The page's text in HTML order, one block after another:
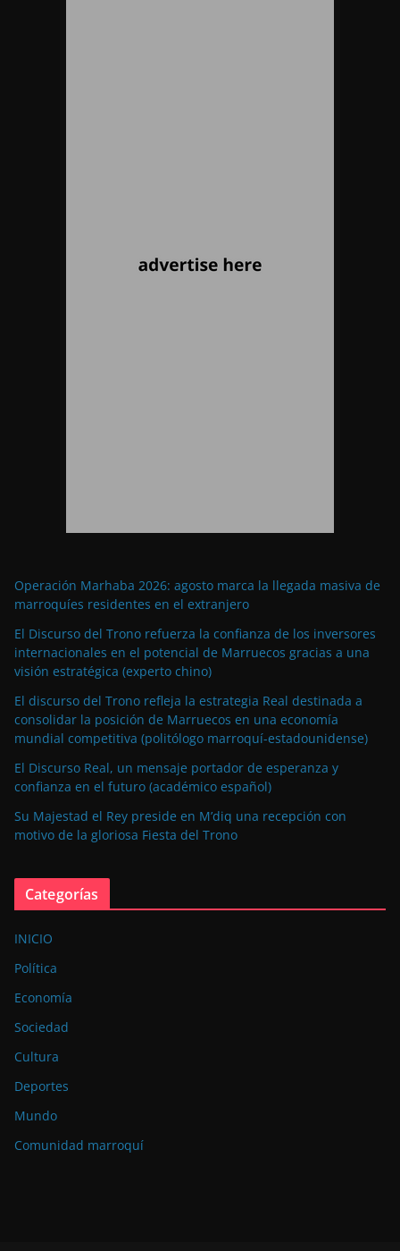
Operación Marhaba 2026: agosto marca la llegada masiva de
marroquíes residentes en el extranjero
El Discurso del Trono refuerza la confianza de los inversores
internacionales en el potencial de Marruecos gracias a una
visión estratégica (experto chino)
El discurso del Trono refleja la estrategia Real destinada a
consolidar la posición de Marruecos en una economía
mundial competitiva (politólogo marroquí-estadounidense)
El Discurso Real, un mensaje portador de esperanza y
confianza en el futuro (académico español)
Su Majestad el Rey preside en M’diq una recepción con
motivo de la gloriosa Fiesta del Trono
Categorías
INICIO
Política
Economía
Sociedad
Cultura
Deportes
Mundo
Comunidad marroquí